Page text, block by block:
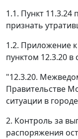
1.1. Пункт
признать
1.2. Приложение
пунктом 12.3.20
"12.3.20.
Правительстве
ситуации в
2. Контроль за
распоряжения